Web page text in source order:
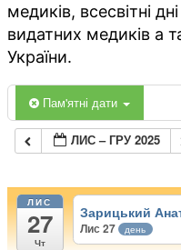
медиків, всесвітні
видатних медиків а
України.
Пам'ятні дати
ЛИС – ГРУ 2025
ЛИС
27
Чт
Зарицький
Лис 27 день